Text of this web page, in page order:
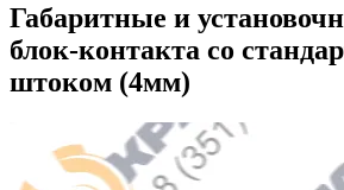
Габаритные и
блок-контакта со
штоком (4мм)